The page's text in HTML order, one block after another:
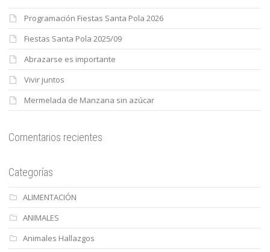
Programación Fiestas Santa Pola 2026
Fiestas Santa Pola 2025/09
Abrazarse es importante
Vivir juntos
Mermelada de Manzana sin azúcar
Comentarios recientes
Categorías
ALIMENTACIÓN
ANIMALES
Animales Hallazgos